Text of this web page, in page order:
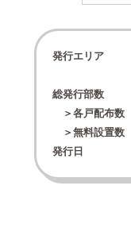
発行エリア
総発行部数
＞各戸配布数
＞無料設置数
発行日